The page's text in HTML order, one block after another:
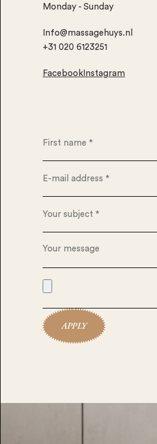
Monday - Sunday
Info@massagehuys.nl
+31 020 6123251
Facebook Instagram
APPLY